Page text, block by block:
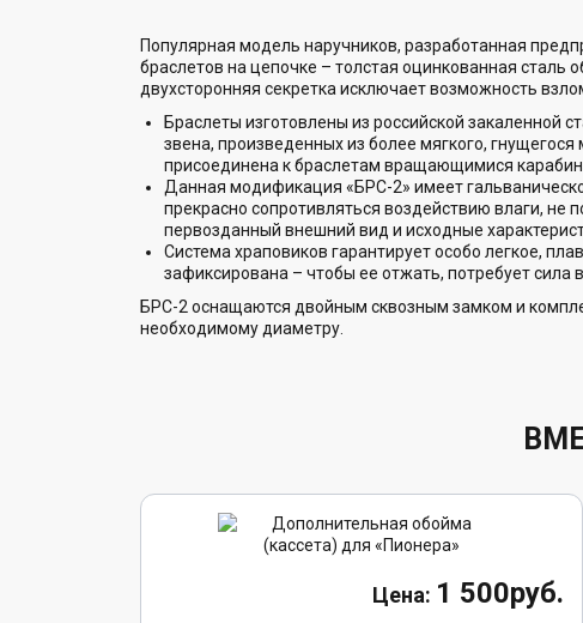
Популярная модель наручников, разработанная
браслетов на цепочке – толстая оцинкованная сталь
двухсторонняя секретка исключает возможность
Браслеты изготовлены из российской закаленной
звена, произведенных из более мягкого,
присоединена к браслетам вращающимися
Данная модификация «БРС-2» имеет
прекрасно сопротивляться воздействию влаги,
первозданный внешний вид и исходные
Система храповиков гарантирует особо легкое,
зафиксирована – чтобы ее отжать, потребует
БРС-2 оснащаются двойным сквозным замком и
необходимому диаметру.
1 500руб.